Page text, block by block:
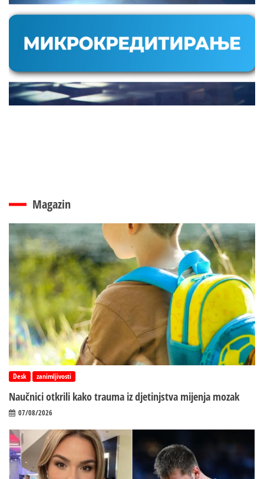
Magazin
Desk zanimljivosti
Naučnici otkrili kako trauma iz d‌jetinjstva mijenja mozak
07/08/2026